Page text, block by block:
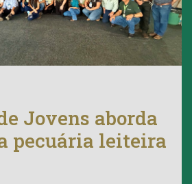
Jovens aborda
pecuária leiteira